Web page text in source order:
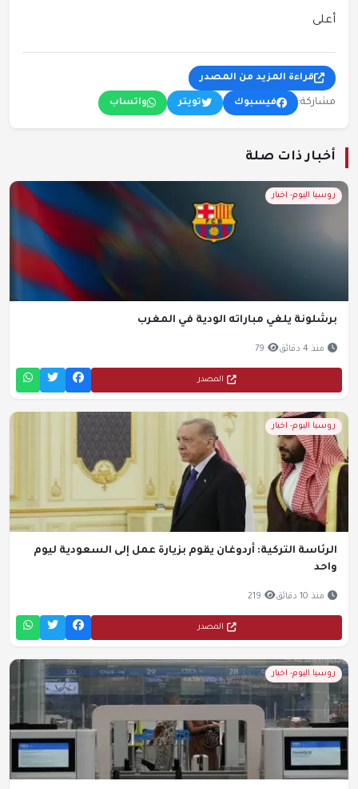
أعلى
قراءة المزيد من المصدر
مشاركة: فيسبوك تويتر واتساب
أخبار ذات صلة
روسيا اليوم- اخبار
برشلونة يلغي مباراته الودية في المغرب
منذ 4 دقائق 79
المصدر
روسيا اليوم- اخبار
الرئاسة التركية: أردوغان يقوم بزيارة عمل إلى السعودية ليوم
واحد
منذ 10 دقائق 219
المصدر
روسيا اليوم- اخبار